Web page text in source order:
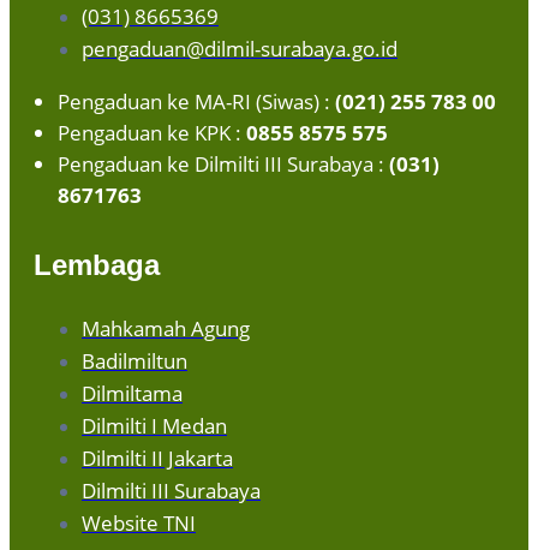
(031) 8665369
pengaduan@dilmil-surabaya.go.id
Pengaduan ke MA-RI (Siwas) : (021) 255 783 00
Pengaduan ke KPK : 0855 8575 575
Pengaduan ke Dilmilti III Surabaya : (031)
8671763
Lembaga
Mahkamah Agung
Badilmiltun
Dilmiltama
Dilmilti I Medan
Dilmilti II Jakarta
Dilmilti III Surabaya
Website TNI